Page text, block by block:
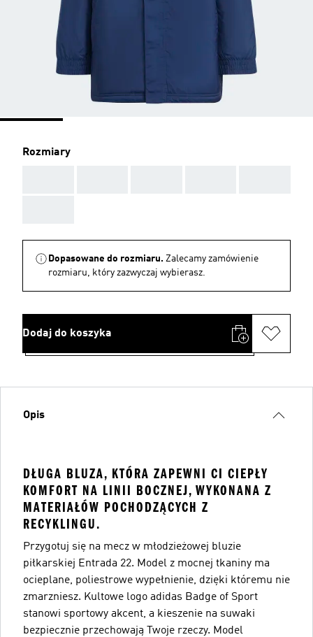
Rozmiary
Dopasowane do rozmiaru. Zalecamy zamówienie
rozmiaru, który zazwyczaj wybierasz.
Dodaj do koszyka
Opis
DŁUGA BLUZA, KTÓRA ZAPEWNI CI CIEPŁY
KOMFORT NA LINII BOCZNEJ, WYKONANA Z
MATERIAŁÓW POCHODZĄCYCH Z
RECYKLINGU.
Przygotuj się na mecz w młodzieżowej bluzie
piłkarskiej Entrada 22. Model z mocnej tkaniny ma
ocieplane, poliestrowe wypełnienie, dzięki któremu nie
zmarzniesz. Kultowe logo adidas Badge of Sport
stanowi sportowy akcent, a kieszenie na suwaki
bezpiecznie przechowają Twoje rzeczy. Model